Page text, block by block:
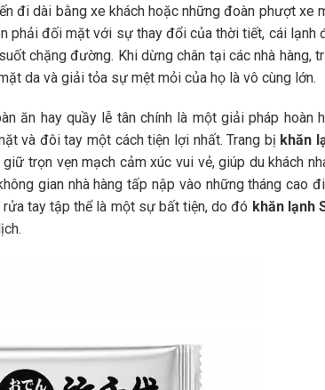
đi dài bằng xe khách hoặc những đoàn phượt xe
phải đối mặt với sự thay đổi của thời tiết, cái lạnh
chặng đường. Khi dừng chân tại các nhà hàng,
da và giải tỏa sự mệt mỏi của họ là vô cùng lớn.
ăn hay quầy lễ tân chính là một giải pháp hoàn
và đôi tay một cách tiện lợi nhất. Trang bị khăn
trọn vẹn mạch cảm xúc vui vẻ, giúp du khách
gian nhà hàng tấp nập vào những tháng cao
tay tập thể là một sự bất tiện, do đó khăn lạnh